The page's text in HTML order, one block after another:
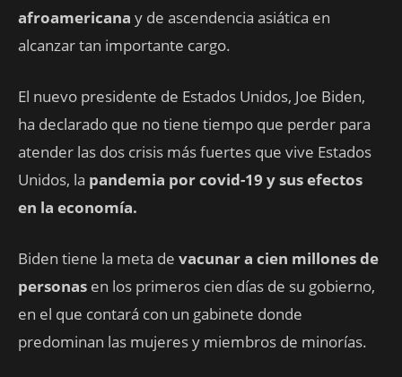
afroamericana y de ascendencia asiática en
alcanzar tan importante cargo.
El nuevo presidente de Estados Unidos, Joe Biden,
ha declarado que no tiene tiempo que perder para
atender las dos crisis más fuertes que vive Estados
Unidos, la pandemia por covid-19 y sus efectos
en la economía.
Biden tiene la meta de vacunar a cien millones de
personas en los primeros cien días de su gobierno,
en el que contará con un gabinete donde
predominan las mujeres y miembros de minorías.